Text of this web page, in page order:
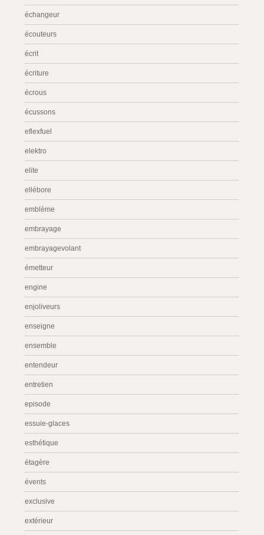
échangeur
écouteurs
écrit
écriture
écrous
écussons
eflexfuel
elektro
elite
ellébore
emblème
embrayage
embrayagevolant
émetteur
engine
enjoliveurs
enseigne
ensemble
entendeur
entretien
episode
essuie-glaces
esthétique
étagère
évents
exclusive
extérieur